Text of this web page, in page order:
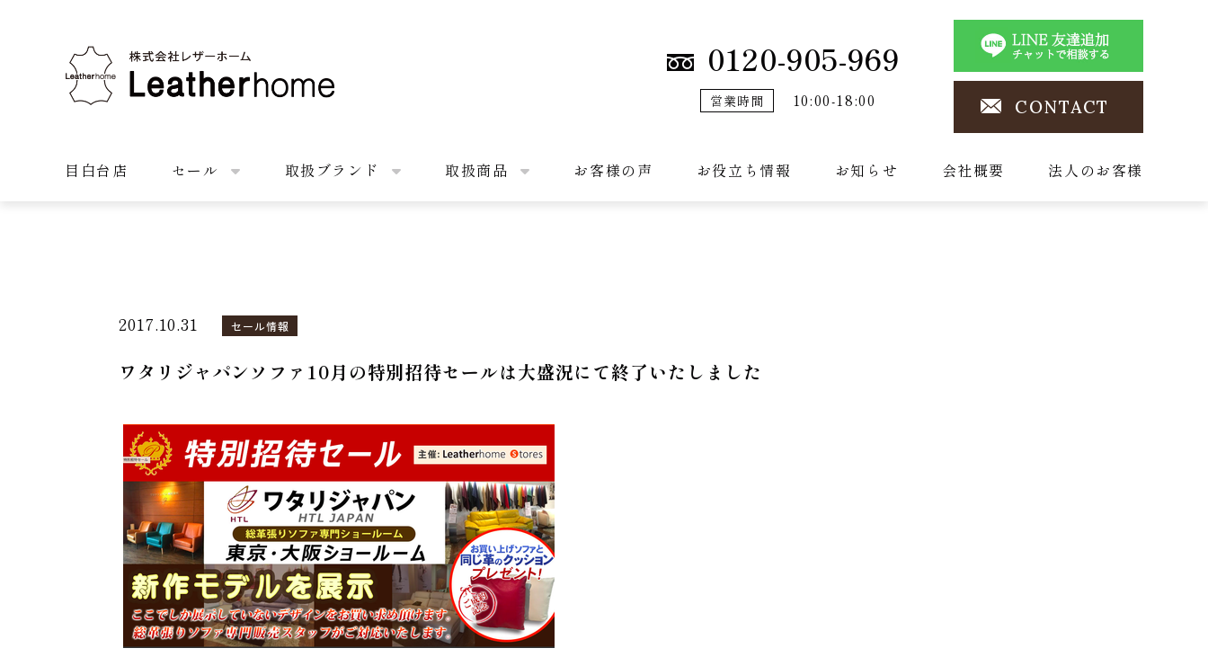
株式会社レザーホーム 0120-905-969
営業時間 10:00-18:00 CONTACT
目白台店 セール 取扱ブランド 取扱商品 お客様の声 お役立ち情報 お知らせ 会社概要 法人のお客様
2017.10.31 セール情報
ワタリジャパンソファ10月の特別招待セールは大盛況にて終了いたしました